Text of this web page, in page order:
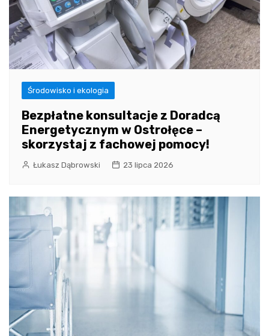
Środowisko i ekologia
Bezpłatne konsultacje z Doradcą
Energetycznym w Ostrołęce –
skorzystaj z fachowej pomocy!
Łukasz Dąbrowski 23 lipca 2026